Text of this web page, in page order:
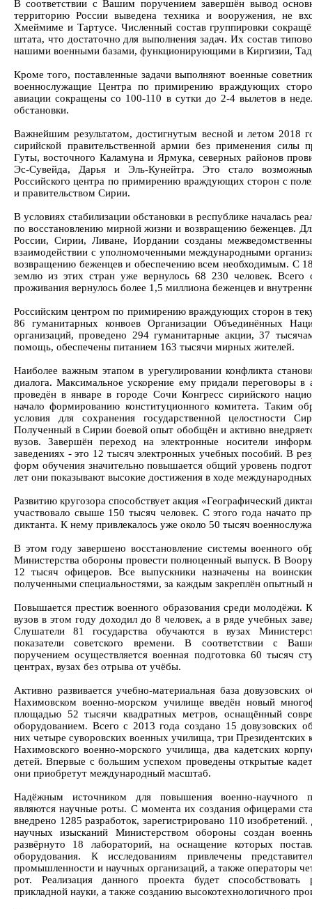
В соответствии с Вашим поручением завершён вывод
территорию России выведена техника и вооружения, не
Хмеймиме и Тартусе. Численный состав группировки
штата, что достаточно для выполнения задач. Их состав
нашими военными базами, функционирующими в Киргизии,
Кроме того, поставленные задачи выполняют военные
военнослужащие Центра по примирению враждующих
авиации сокращены со 100-110 в сутки до 2-4 вылетов в
обстановки.
Важнейшим результатом, достигнутым весной и летом 2018
сирийской правительственной армии без применения силы
Гуты, восточного Каламуна и Ярмука, северных районов
Эс-Сувейда, Дарья и Эль-Кунейтра. Это стало
Российского центра по примирению враждующих сторон с
и правительством Сирии.
В условиях стабилизации обстановки в республике началась
по восстановлению мирной жизни и возвращению беженцев.
России, Сирии, Ливане, Иордании созданы
взаимодействии с уполномоченными международными
возвращению беженцев и обеспечению всем необходимым. С
землю из этих стран уже вернулось 68 230 человек.
проживания вернулось более 1,5 миллиона беженцев и
Российским центром по примирению враждующих сторон в
86 гуманитарных конвоев Организации Объединённых
организаций, проведено 294 гуманитарные акции, 37
помощь, обеспечены питанием 163 тысячи мирных жителей.
Наиболее важным этапом в урегулировании конфликта
диалога. Максимальное ускорение ему придали переговоры
проведён в январе в городе Сочи Конгресс сирийского
начало формированию конституционного комитета. Таким
условия для сохранения государственной целостности
Полученный в Сирии боевой опыт обобщён и активно
вузов. Завершён переход на электронные носители
заведениях - это 12 тысяч электронных учебных пособий. В
форм обучения значительно повышается общий уровень
лет они показывают высокие достижения в ходе
Развитию кругозора способствует акция «Географический
участвовало свыше 150 тысяч человек. С этого года начато
диктанта. К нему привлекалось уже около 50 тысяч
В этом году завершено восстановление системы военного
Министерства обороны провести полноценный выпуск. В
12 тысяч офицеров. Все выпускники назначены на
полученными специальностями, за каждым закреплён опытный
Повышается престиж военного образования среди молодёжи.
вузов в этом году доходил до 8 человек, а в ряде учебных
Слушатели 81 государства обучаются в вузах
показатели советского времени. В соответствии с
поручением осуществляется военная подготовка 60 тысяч
центрах, вузах без отрыва от учёбы.
Активно развивается учебно-материальная база довузовских
Нахимовском военно-морском училище введён новый
площадью 52 тысячи квадратных метров, оснащённый
оборудованием. Всего с 2013 года создано 15 довузовских
них четыре суворовских военных училища, три Президентских
Нахимовского военно-морского училища, два кадетских
детей. Впервые с большим успехом проведены открытые
они приобретут международный масштаб.
Надёжным источником для повышения военно-научного
являются научные роты. С момента их создания офицерами
внедрено 1285 разработок, зарегистрировано 110
научных изысканий Министерством обороны создан
развёрнуто 18 лабораторий, на оснащение которых
оборудования. К исследованиям привлечены
промышленности и научных организаций, а также операторы
рот. Реализация данного проекта будет
прикладной науки, а также созданию высокотехнологичного